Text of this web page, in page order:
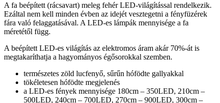
A fa beépített (rácsavart) meleg fehér LED-világítással rendelkezik.
Ezáltal nem kell minden évben az idejét vesztegetni a fényfüzérek
fára való felaggatásával. A LED-es lámpák mennyisége a fa
méretétől függ.
A beépített LED-es világítás az elektromos áram akár 70%-át is
megtakaríthatja a hagyományos égősorokkal szemben.
természetes zöld lucfenyő, sűrűn hófödte gallyakkal
tökéletesen hófödte megjelenés
a LED-es fények mennyisége 180cm – 350LED, 210cm –
500LED, 240cm – 700LED, 270cm – 900LED, 300cm –